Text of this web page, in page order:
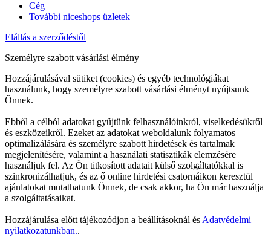
Cég
További niceshops üzletek
Elállás a szerződéstől
Személyre szabott vásárlási élmény
Hozzájárulásával sütiket (cookies) és egyéb technológiákat
használunk, hogy személyre szabott vásárlási élményt nyújtsunk
Önnek.
Ebből a célból adatokat gyűjtünk felhasználóinkról, viselkedésükről
és eszközeikről. Ezeket az adatokat weboldalunk folyamatos
optimalizálására és személyre szabott hirdetések és tartalmak
megjelenítésére, valamint a használati statisztikák elemzésére
használjuk fel. Az Ön titkosított adatait külső szolgáltatókkal is
szinkronizálhatjuk, és az ő online hirdetési csatornáikon keresztül
ajánlatokat mutathatunk Önnek, de csak akkor, ha Ön már használja
a szolgáltatásaikat.
Hozzájárulása előtt tájékozódjon a beállításoknál és Adatvédelmi
nyilatkozatunkban..